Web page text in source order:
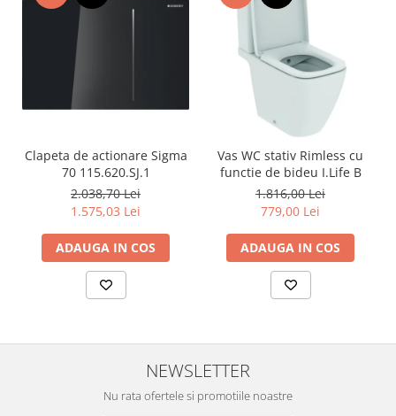
Clapeta de actionare Sigma
70 115.620.SJ.1
2.038,70 Lei
1.575,03 Lei
ADAUGA IN COS
Vas WC stativ Rimless cu
functie de bideu I.Life B
1.816,00 Lei
779,00 Lei
ADAUGA IN COS
NEWSLETTER
Nu rata ofertele si promotiile noastre